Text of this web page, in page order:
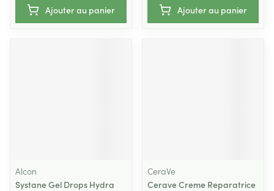
Ajouter au panier Ajouter au panier
Alcon
Systane Gel Drops Hydra
CeraVe
Cerave Creme Reparatrice